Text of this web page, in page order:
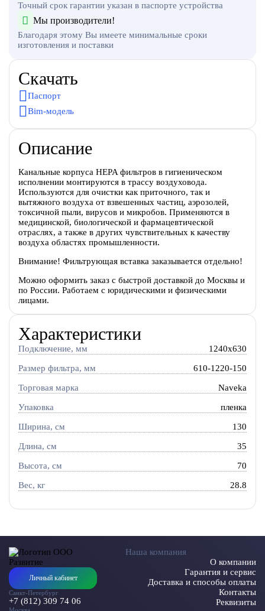
Точный срок гарантии указан в паспорте устройства
Мы производители!
Благодаря этому Вы имеете минимальные сроки
изготовления и поставки
Скачать
Паспорт
Bim-модель
Описание
Канальные корпуса HEPA фильтров в гигиеническом
исполнении монтируются в трассу воздуховода.
Используются для очистки как приточного, так и
вытяжного воздуха от взвешенных частиц, аэрозолей,
токсичной пыли, вирусов и микробов. Применяются в
медицинской, биологической и фармацевтической
отраслях, а также в других чувствительных к качеству
воздуха областях промышленности.
Внимание! Фильтрующая вставка заказывается отдельно!
Можно оформить заказ с быстрой доставкой до Москвы и
по России. Работаем с юридическими и физическими
лицами.
Характеристики
Подключение, мм 1240x630
Размер фильтра, мм 610-1220-150
Торговая марка Naveka
Упаковка пленка
Ширина, см 130
Длина, см 35
Высота, см 70
Вес, кг 28.8
Личный кабинет
Санкт-Петербург
+7 (812) 309 74 06
Наша компания
О компании
Гарантия и сервис
Доставка и способы оплаты
Контакты
Реквизиты